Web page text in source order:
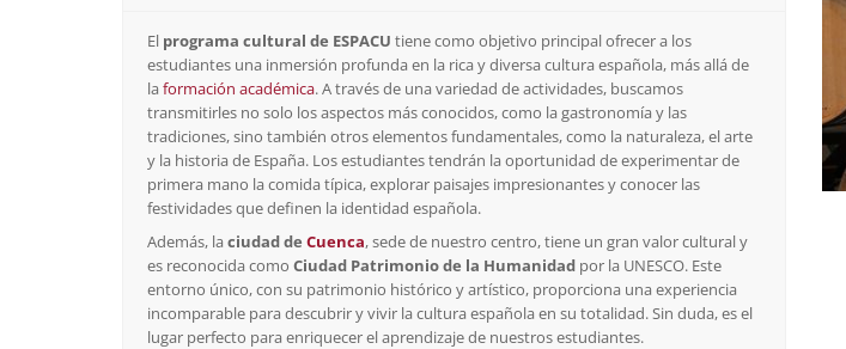
El programa cultural de ESPACU tiene como objetivo principal ofrecer a los
estudiantes una inmersión profunda en la rica y diversa cultura española, más allá de
la formación académica. A través de una variedad de actividades, buscamos
transmitirles no solo los aspectos más conocidos, como la gastronomía y las
tradiciones, sino también otros elementos fundamentales, como la naturaleza, el arte
y la historia de España. Los estudiantes tendrán la oportunidad de experimentar de
primera mano la comida típica, explorar paisajes impresionantes y conocer las
festividades que definen la identidad española.
Además, la ciudad de Cuenca, sede de nuestro centro, tiene un gran valor cultural y
es reconocida como Ciudad Patrimonio de la Humanidad por la UNESCO. Este
entorno único, con su patrimonio histórico y artístico, proporciona una experiencia
incomparable para descubrir y vivir la cultura española en su totalidad. Sin duda, es el
lugar perfecto para enriquecer el aprendizaje de nuestros estudiantes.